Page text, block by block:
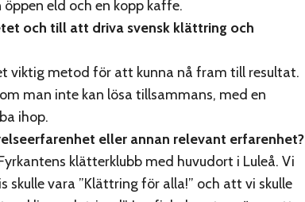
eld och en kopp kaffe.
och till att driva svensk klättring och
viktig metod för att kunna nå fram till resultat.
man inte kan lösa tillsammans, med en
ihop.
eller annan relevant erfarenhet?
klätterklubb med huvudort i Luleå. Vi
vara ”Klättring för alla!” och att vi skulle